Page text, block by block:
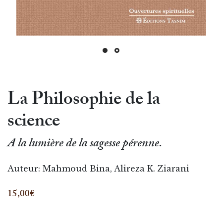
La Philosophie de la
science
A la lumière de la sagesse pérenne.
Auteur: Mahmoud Bina, Alireza K. Ziarani
15,00€